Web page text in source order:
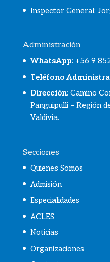
Inspector General:
Administración
WhatsApp: +56 9
Teléfono
Dirección:Camino
Panguipulli – Región
Valdivia.
Secciones
Quienes Somos
Admisión
Especialidades
ACLES
Noticias
Organizaciones